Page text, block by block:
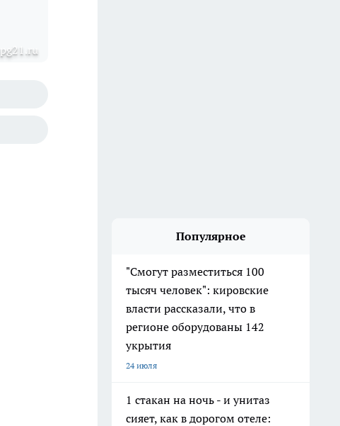
pg21.ru
Популярное
"Смогут разместиться 100
тысяч человек": кировские
власти рассказали, что в
регионе оборудованы 142
укрытия
24 июля
1 стакан на ночь - и унитаз
сияет, как в дорогом отеле: